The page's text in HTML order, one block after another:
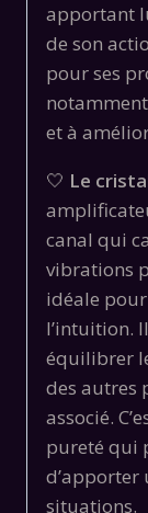
apportant
de son
pour ses
et à
🤍 Le
canal qui
vibrations
idéale
l’intuition.
équilibrer
des autres
associé.
pureté qui
d’apporter
situations.